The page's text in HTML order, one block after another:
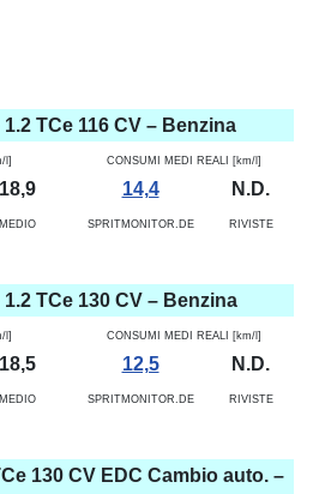
TCe 116 CV – Benzina
l] CONSUMI MEDI REALI [km/l]
18,9 14,4 N.D.
MEDIO SPRITMONITOR.DE RIVISTE
TCe 130 CV – Benzina
l] CONSUMI MEDI REALI [km/l]
18,5 12,5 N.D.
MEDIO SPRITMONITOR.DE RIVISTE
130 CV EDC Cambio auto. –